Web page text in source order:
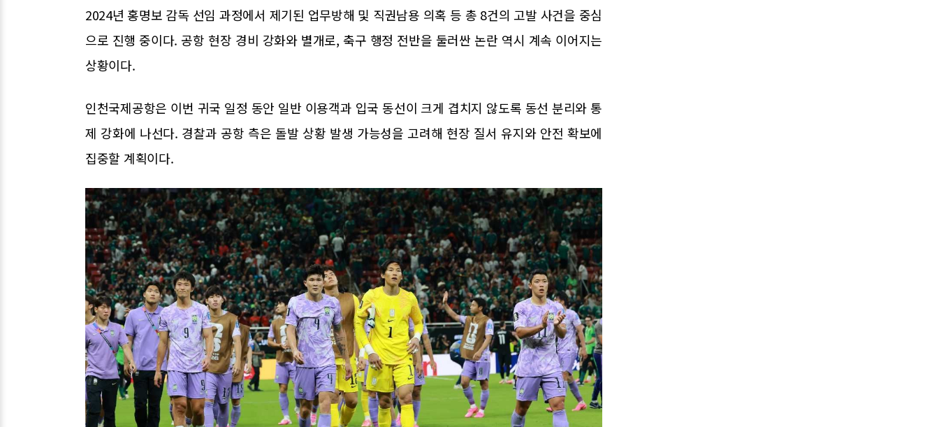
2024년 홍명보 감독 선임 과정에서 제기된 업무방해 및 직권남용 의혹 등 총 8건의 고발 사건을 중심
으로 진행 중이다. 공항 현장 경비 강화와 별개로, 축구 행정 전반을 둘러싼 논란 역시 계속 이어지는
상황이다.
인천국제공항은 이번 귀국 일정 동안 일반 이용객과 입국 동선이 크게 겹치지 않도록 동선 분리와 통
제 강화에 나선다. 경찰과 공항 측은 돌발 상황 발생 가능성을 고려해 현장 질서 유지와 안전 확보에
집중할 계획이다.